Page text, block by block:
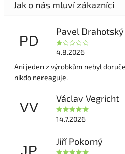
PD
Pavel Drahotský
4.8.2026
Ani jeden z výrobkům nebyl
nikdo nereaguje.
VV
Václav Vegricht
14.7.2026
JP
Jiří Pokorný